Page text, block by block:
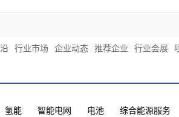
行业市场 企业动态 推荐企业 行业会展
氢能 智能电网 电池 综合能源服务